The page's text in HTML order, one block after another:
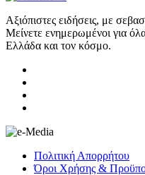
Αξιόπιστες ειδήσεις, με
Μείνετε ενημερωμένοι για
Ελλάδα και τον κόσμο.
Πολιτική Απορρήτου
Όροι Χρήσης &